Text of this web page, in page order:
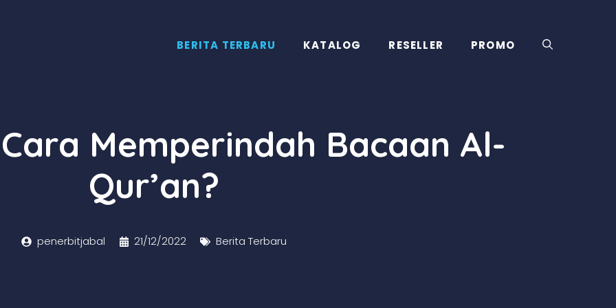
BERITA TERBARU KATALOG RESELLER PROMO
Memperindah Bacaan Al-
Qur’an?
penerbitjabal 21/12/2022 Berita Terbaru